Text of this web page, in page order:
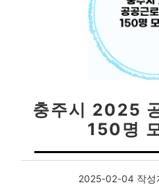
충주시 2025
150명
2025-02-04 작성